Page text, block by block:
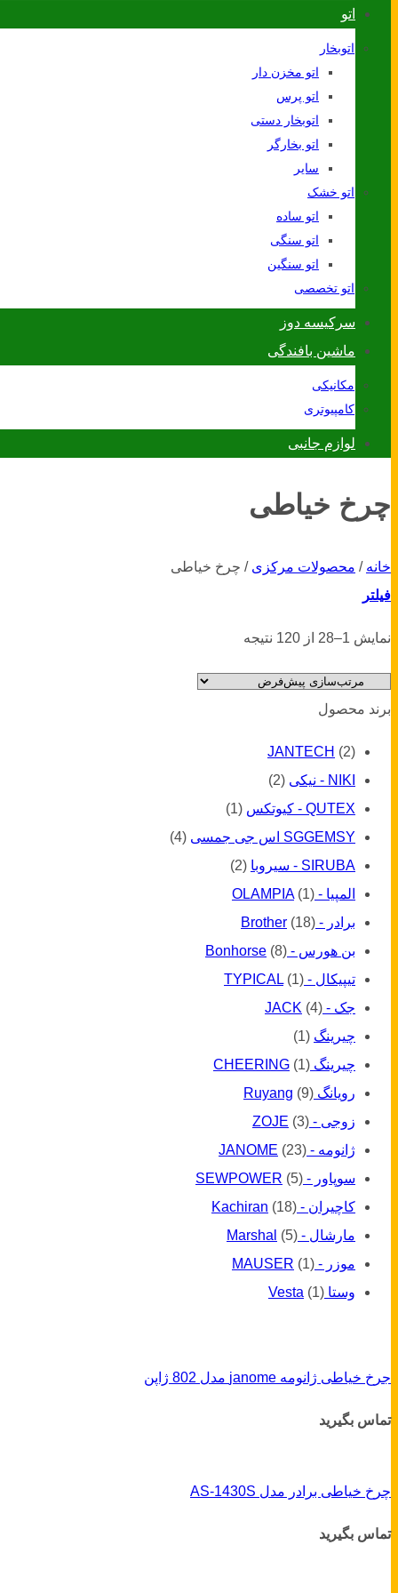
اتو
اتوبخار
اتو مخزن دار
اتو پرس
اتوبخار دستی
اتو بخارگر
سایر
اتو خشک
اتو ساده
اتو سنگی
اتو سنگین
اتو تخصصی
سرکیسه دوز
ماشین بافندگی
مکانیکی
کامپیوتری
لوازم جانبی
چرخ خیاطی
خانه / محصولات مرکزی / چرخ خیاطی
فیلتر
نمایش 1–28 از 120 نتیجه
برند محصول
JANTECH (2)
NIKI - نیکی
(2)
QUTEX - کیوتکس
(1)
SGGEMSY اس جی جمسی
(4)
SIRUBA - سیروبا
(2)
المپیا - OLAMPIA (1)
برادر - Brother (18)
بن هورس - Bonhorse (8)
تیپیکال - TYPICAL (1)
جک - JACK (4)
چیرینگ (1)
چیرینگ CHEERING (1)
رویانگ Ruyang (9)
زوجی - ZOJE (3)
ژانومه - JANOME (23)
سوپاور - SEWPOWER (5)
کاچیران - Kachiran (18)
مارشال - Marshal (5)
موزر - MAUSER (1)
وستا Vesta (1)
جرخ خیاطی ژانومه janome مدل 802 ژاپن
تماس بگیرید
چرخ خیاطی برادر مدل AS-1430S
تماس بگیرید